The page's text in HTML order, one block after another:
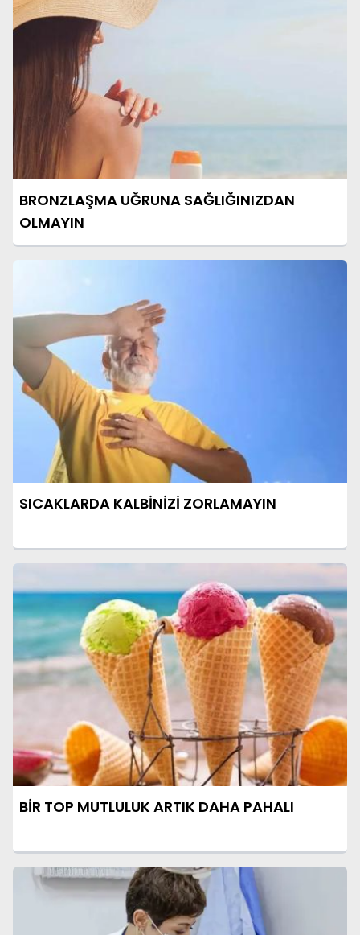
BRONZLAŞMA UĞRUNA SAĞLIĞINIZDAN
OLMAYIN
SICAKLARDA KALBİNİZİ ZORLAMAYIN
BİR TOP MUTLULUK ARTIK DAHA PAHALI